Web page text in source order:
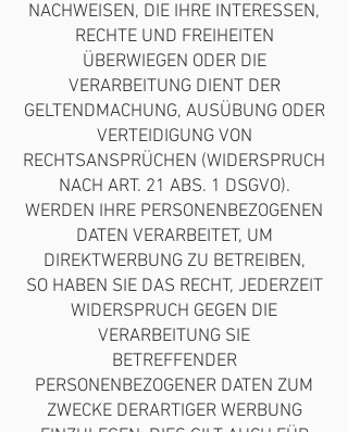
NACHWEISEN, DIE IHRE INTERESSEN,
RECHTE UND FREIHEITEN
ÜBERWIEGEN ODER DIE
VERARBEITUNG DIENT DER
GELTENDMACHUNG, AUSÜBUNG ODER
VERTEIDIGUNG VON
RECHTSANSPRÜCHEN (WIDERSPRUCH
NACH ART. 21 ABS. 1 DSGVO).
WERDEN IHRE PERSONENBEZOGENEN
DATEN VERARBEITET, UM
DIREKTWERBUNG ZU BETREIBEN,
SO HABEN SIE DAS RECHT, JEDERZEIT
WIDERSPRUCH GEGEN DIE
VERARBEITUNG SIE
BETREFFENDER
PERSONENBEZOGENER DATEN ZUM
ZWECKE DERARTIGER WERBUNG